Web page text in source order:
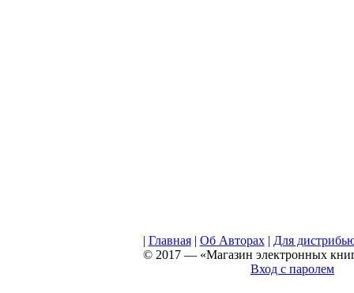
| Главная| Об Авторах| Для
© 2017 — «Магазин электронных
Вход с паролем